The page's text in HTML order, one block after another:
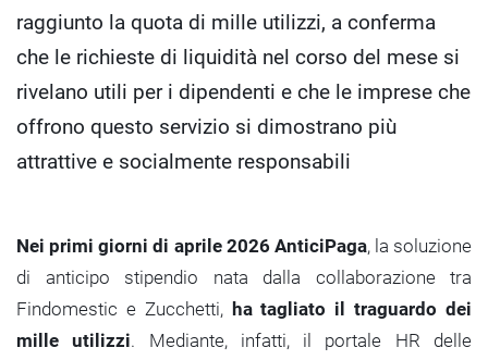
raggiunto la quota di mille utilizzi, a conferma
che le richieste di liquidità nel corso del mese si
rivelano utili per i dipendenti e che le imprese che
offrono questo servizio si dimostrano più
attrattive e socialmente responsabili
Nei primi giorni di aprile 2026 AnticiPaga, la soluzione
di anticipo stipendio nata dalla collaborazione tra
Findomestic e Zucchetti, ha tagliato il traguardo dei
mille utilizzi. Mediante, infatti, il portale HR delle